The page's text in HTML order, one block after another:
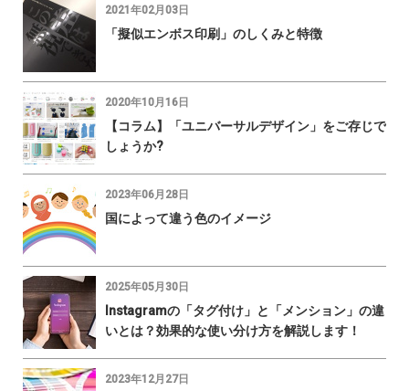
2021年02月03日
「擬似エンボス印刷」のしくみと特徴
2020年10月16日
【コラム】「ユニバーサルデザイン」をご存じで
しょうか?
2023年06月28日
国によって違う色のイメージ
2025年05月30日
Instagramの「タグ付け」と「メンション」の違
いとは？効果的な使い分け方を解説します！
2023年12月27日